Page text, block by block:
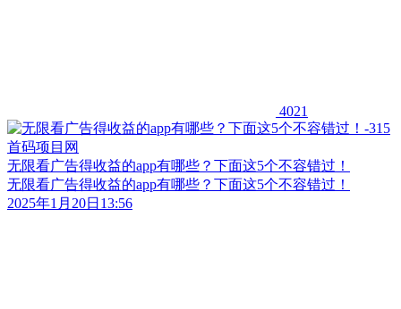
4021
无限看广告得收益的app有哪些？下面这5个不容错过！
无限看广告得收益的app有哪些？下面这5个不容错过！
2025年1月20日13:56